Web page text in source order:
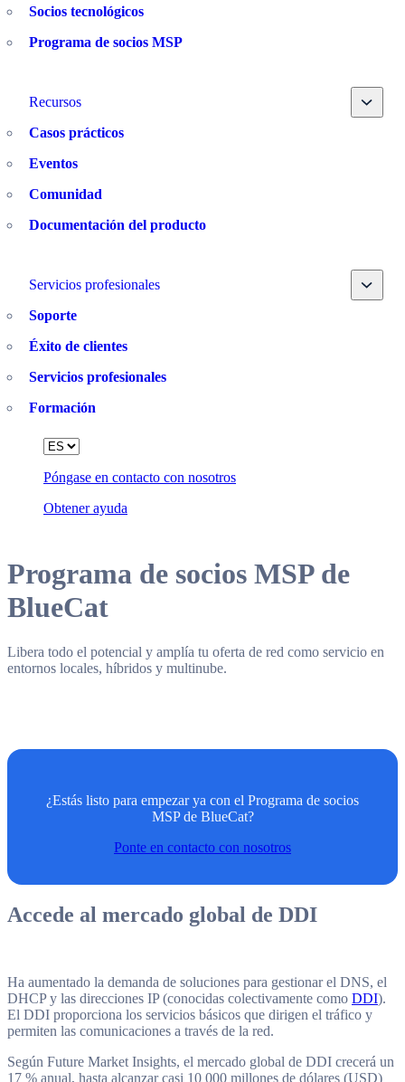
Socios tecnológicos
Programa de socios MSP
Recursos Toggle
Casos prácticos
Eventos
Comunidad
Documentación del producto
Servicios profesionales Toggle
Soporte
Éxito de clientes
Servicios profesionales
Formación
Póngase en contacto con nosotros
Obtener ayuda
Language
Programa de socios MSP de
BlueCat
Libera todo el potencial y amplía tu oferta de red como servicio en
entornos locales, híbridos y multinube.
¿Estás listo para empezar ya con el Programa de socios
MSP de BlueCat?
Ponte en contacto con nosotros
Accede al mercado global de DDI
Ha aumentado la demanda de soluciones para gestionar el DNS, el
DHCP y las direcciones IP (conocidas colectivamente como DDI).
El DDI proporciona los servicios básicos que dirigen el tráfico y
permiten las comunicaciones a través de la red.
Según Future Market Insights, el mercado global de DDI crecerá un
17 % anual, hasta alcanzar casi 10 000 millones de dólares (USD)